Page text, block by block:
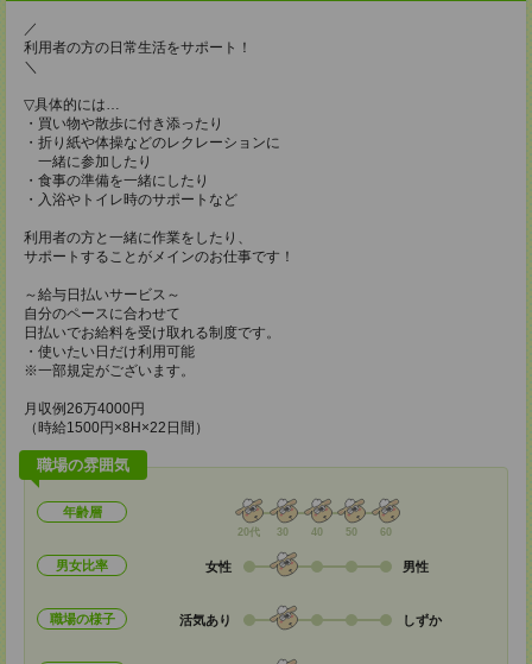
／
利用者の方の日常生活をサポート！
＼
▽具体的には…
・買い物や散歩に付き添ったり
・折り紙や体操などのレクレーションに
一緒に参加したり
・食事の準備を一緒にしたり
・入浴やトイレ時のサポートなど
利用者の方と一緒に作業をしたり、
サポートすることがメインのお仕事です！
～給与日払いサービス～
自分のペースに合わせて
日払いでお給料を受け取れる制度です。
・使いたい日だけ利用可能
※一部規定がございます。
月収例26万4000円
（時給1500円×8H×22日間）
職場の雰囲気
年齢層
20代 30 40 50 60
男女比率 女性 男性
職場の様子 活気あり しずか